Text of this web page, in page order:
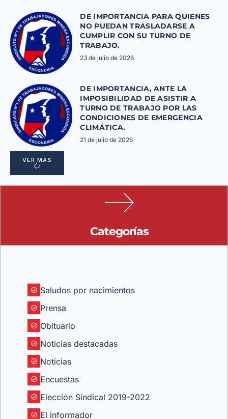
DE IMPORTANCIA PARA QUIENES
NO PUEDAN TRASLADARSE A
CUMPLIR CON SU TURNO DE
TRABAJO.
23 de julio de 2026
DE IMPORTANCIA, ANTE LA
IMPOSIBILIDAD DE ASISTIR A
TURNO DE TRABAJO POR LAS
CONDICIONES DE EMERGENCIA
CLIMÁTICA.
21 de julio de 2026
VER MÁS
Categorías
Saludos por nacimientos
Prensa
Obituario
Noticias destacadas
Noticias
Encuestas
Elección Sindical 2019-2022
El informador